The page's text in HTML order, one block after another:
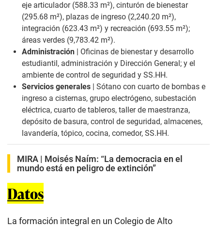
eje articulador (588.33 m²), cinturón de bienestar
(295.68 m²), plazas de ingreso (2,240.20 m²),
integración (623.43 m²) y recreación (693.55 m²);
áreas verdes (9,783.42 m²).
Administración
| Oficinas de bienestar y desarrollo
estudiantil, administración y Dirección General; y el
ambiente de control de seguridad y SS.HH.
Servicios generales
| Sótano con cuarto de bombas e
ingreso a cisternas, grupo electrógeno, subestación
eléctrica, cuarto de tableros, taller de maestranza,
depósito de basura, control de seguridad, almacenes,
lavandería, tópico, cocina, comedor, SS.HH.
MIRA | Moisés Naím: “La democracia en el
mundo está en peligro de extinción”
Datos
La formación integral en un Colegio de Alto